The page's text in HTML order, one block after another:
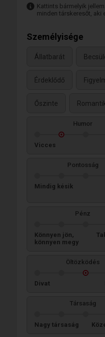
Kattints bármelyik
minden társkeresőt, aki
Személyisége
Állatbarát
Érdeklődő
Őszinte
Humor
Vicces
Pontosság
Mindig késik
Pénz
Könnyen jön,
könnyen megy
Öltözködés
Divat
Társaság
Nagy társaság